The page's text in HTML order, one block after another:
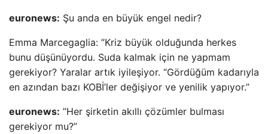
euronews: Şu anda en büyük engel nedir?
Emma Marcegaglia: ”Kriz büyük olduğunda herkes
bunu düşünüyordu. Suda kalmak için ne yapmam
gerekiyor? Yaralar artık iyileşiyor. “Gördüğüm kadarıyla
en azından bazı KOBİ’ler değişiyor ve yenilik yapıyor.”
euronews: ”Her şirketin akıllı çözümler bulması
gerekiyor mu?”